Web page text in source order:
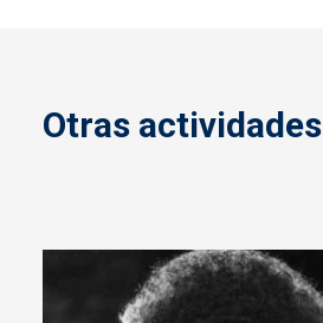
Otras actividades